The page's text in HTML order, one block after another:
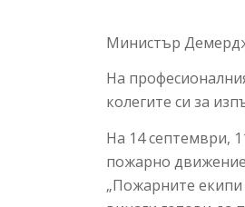
Министър
​На
колегите си за
На 14 септември,
пожарно движение
„Пожарните екипи